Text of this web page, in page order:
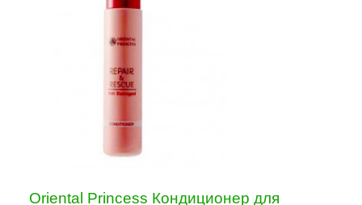
Oriental Princess Кондиционер для